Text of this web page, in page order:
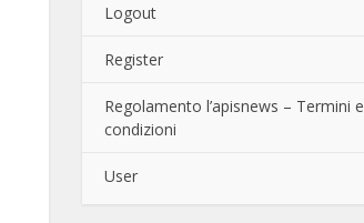
Logout
Register
Regolamento l’apisnews – Termini e
condizioni
User